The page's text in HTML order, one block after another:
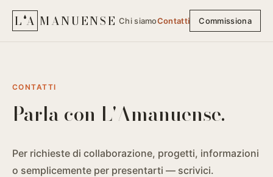
L A MANUENSE Chi siamoContatti Commissiona
CONTATTI
Parla con L'Amanuense.
Per richieste di collaborazione, progetti, informazioni
o semplicemente per presentarti — scrivici.